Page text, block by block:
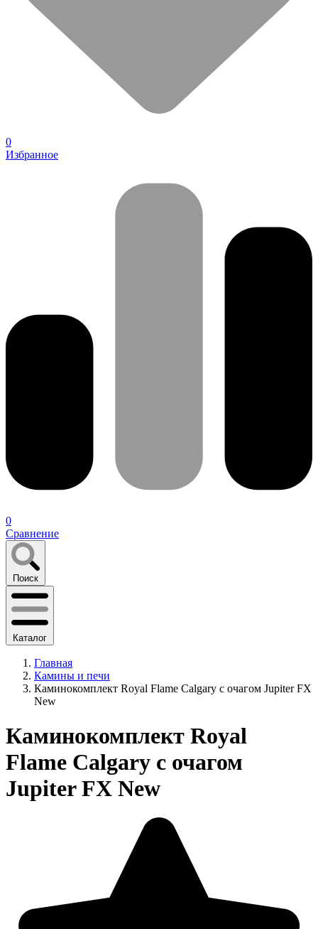
0
Избранное
0
Сравнение
Поиск
Каталог
Главная
Камины и печи
Каминокомплект Royal Flame Calgary c очагом Jupiter FX
New
Каминокомплект Royal
Flame Calgary c очагом
Jupiter FX New